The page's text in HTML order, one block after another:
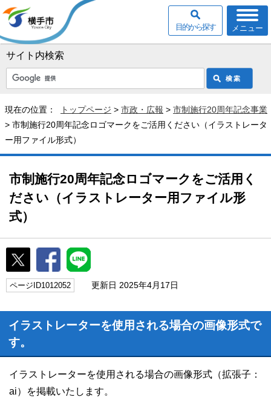
サイト内検索
メニュー
目的から探す
現在の位置： トップページ > 市政・広報 > 市制施行20周年記念事業
> 市制施行20周年記念ロゴマークをご活用ください（イラストレータ
ー用ファイル形式）
市制施行20周年記念ロゴマークをご活用く
ださい（イラストレーター用ファイル形
式）
ページID1012052 更新日 2025年4月17日
イラストレーターを使用される場合の画像形式で
す。
イラストレーターを使用される場合の画像形式（拡張子：
ai）を掲載いたします。